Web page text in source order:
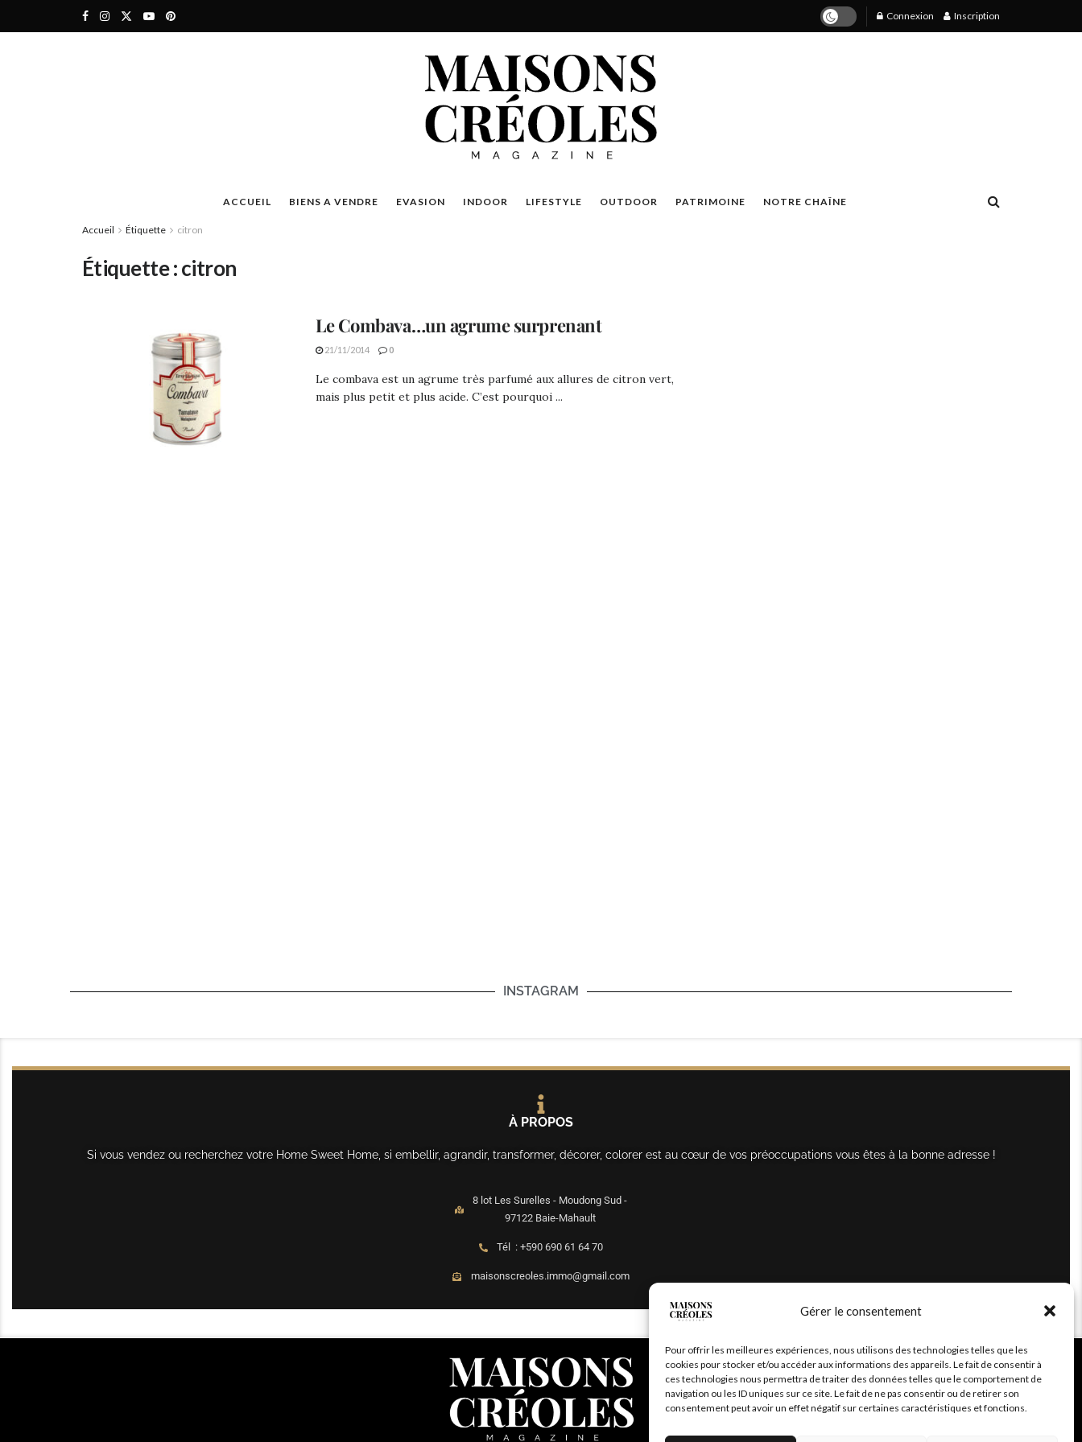
Gérer le consentement
Pour offrir les meilleures expériences, nous utilisons des technologies telles que les
cookies pour stocker et/ou accéder aux informations des appareils. Le fait de consentir à
ces technologies nous permettra de traiter des données telles que le comportement de
navigation ou les ID uniques sur ce site. Le fait de ne pas consentir ou de retirer son
consentement peut avoir un effet négatif sur certaines caractéristiques et fonctions.
Connexion Inscription
ACCUEIL BIENS A VENDRE EVASION INDOOR LIFESTYLE OUTDOOR PATRIMOINE NOTRE CHAÎNE
Accueil Étiquette citron
Étiquette :citron
Le Combava…un agrume surprenant
21/11/2014 0
Le combava est un agrume très parfumé aux allures de citron vert,
mais plus petit et plus acide. C’est pourquoi ...
INSTAGRAM
À PROPOS
Si vous vendez ou recherchez votre Home Sweet Home, si embellir, agrandir, transformer, décorer, colorer est au cœur de vos préoccupations vous êtes à la bonne adresse !
8 lot Les Surelles - Moudong Sud -
97122 Baie-Mahault
Tél : +590 690 61 64 70
maisonscreoles.immo@gmail.com